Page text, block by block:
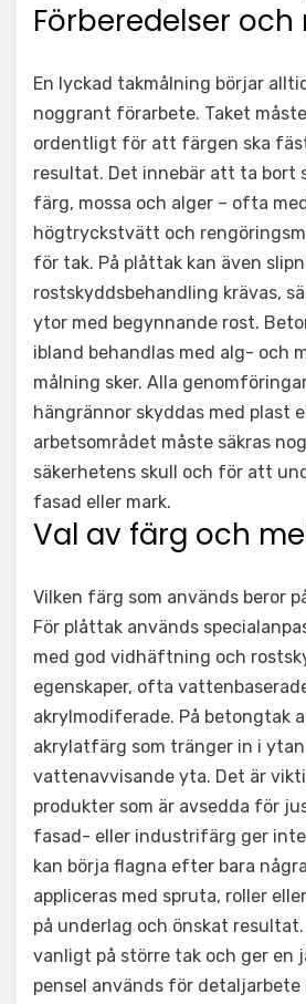
Förberedelser
En lyckad takmålning börjar
noggrant förarbete. Taket
ordentligt för att färgen ska
resultat. Det innebär att ta bort
färg, mossa och alger – ofta
högtryckstvätt och
för tak. På plåttak kan även
rostskyddsbehandling krävas,
ytor med begynnande rost.
ibland behandlas med alg- och
målning sker. Alla
hängrännor skyddas med plast
arbetsområdet måste säkras
säkerhetens skull och för att
fasad eller mark.
Val av färg och
Vilken färg som används beror
För plåttak används
med god vidhäftning och
egenskaper, ofta
akrylmodiferade. På betongtak
akrylatfärg som tränger in i
vattenavvisande yta. Det är
produkter som är avsedda för
fasad- eller industrifärg ger inte
kan börja flagna efter bara
appliceras med spruta, roller
på underlag och önskat
vanligt på större tak och ger en
pensel används för detaljarbete